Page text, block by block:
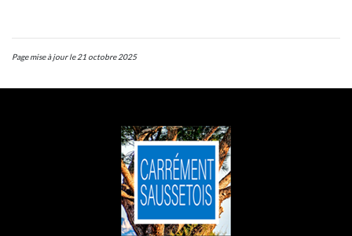
Page mise à jour le 21 octobre 2025